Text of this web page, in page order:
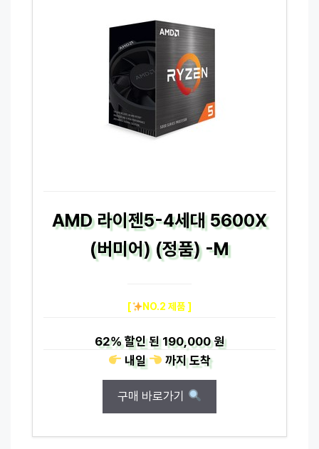
AMD 라이젠5-4세대 5600X
(버미어) (정품) -M
[ NO.2 제품 ]
62%할인 된190,000 원
내일
까지도착
구매 바로가기